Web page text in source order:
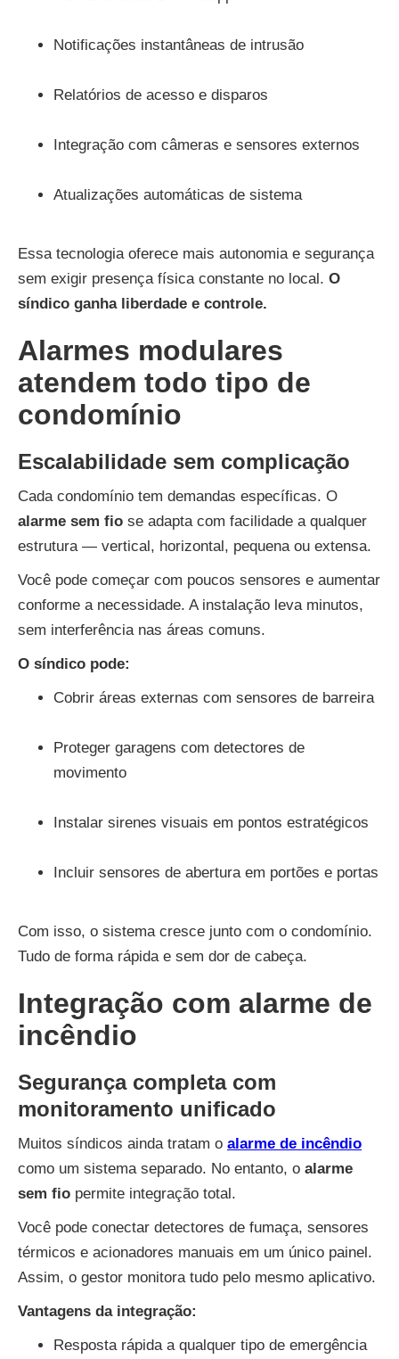
Notificações instantâneas de intrusão
Relatórios de acesso e disparos
Integração com câmeras e sensores externos
Atualizações automáticas de sistema
Essa tecnologia oferece mais autonomia e segurança
sem exigir presença física constante no local. O
síndico ganha liberdade e controle.
Alarmes modulares
atendem todo tipo de
condomínio
Escalabilidade sem complicação
Cada condomínio tem demandas específicas. O
alarme sem fio se adapta com facilidade a qualquer
estrutura — vertical, horizontal, pequena ou extensa.
Você pode começar com poucos sensores e aumentar
conforme a necessidade. A instalação leva minutos,
sem interferência nas áreas comuns.
O síndico pode:
Cobrir áreas externas com sensores de barreira
Proteger garagens com detectores de
movimento
Instalar sirenes visuais em pontos estratégicos
Incluir sensores de abertura em portões e portas
Com isso, o sistema cresce junto com o condomínio.
Tudo de forma rápida e sem dor de cabeça.
Integração com alarme de
incêndio
Segurança completa com
monitoramento unificado
Muitos síndicos ainda tratam o alarme de incêndio
como um sistema separado. No entanto, o alarme
sem fio permite integração total.
Você pode conectar detectores de fumaça, sensores
térmicos e acionadores manuais em um único painel.
Assim, o gestor monitora tudo pelo mesmo aplicativo.
Vantagens da integração:
Resposta rápida a qualquer tipo de emergência